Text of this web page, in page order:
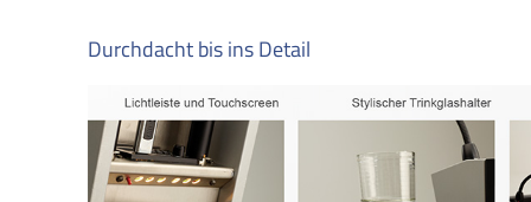
Durchdacht bis ins Detail